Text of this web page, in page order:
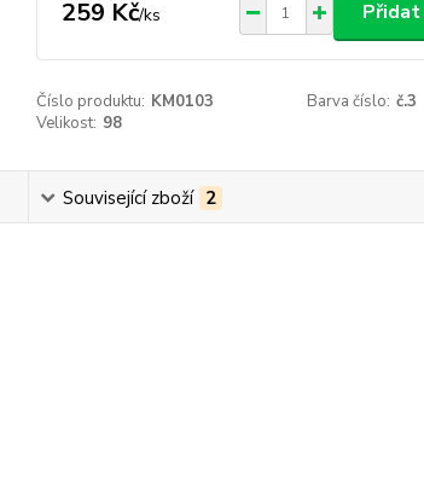
259 Kč/ks Přidat
Číslo produktu: KM0103 Barva číslo: č.3
Velikost: 98
Související zboží 2